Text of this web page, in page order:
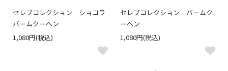
セレブコレクション ショコラ
バームクーヘン
1,080円(税込)
セレブコレクション バームク
ーヘン
1,080円(税込)